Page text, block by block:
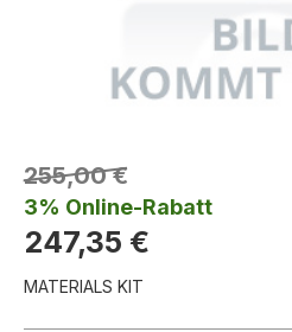
255,00 €
3% Online-Rabatt
247,35 €
MATERIALS KIT